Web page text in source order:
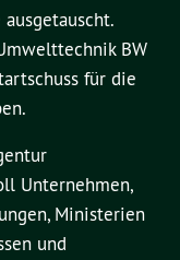
BW
für die
Unternehmen,
Ministerien
und